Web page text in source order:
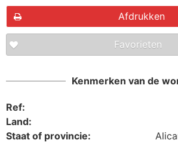
Afdrukken
Favorieten
Kenmerken van de
Ref:
Land:
Staat of provincie: